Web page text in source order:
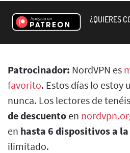
¿QUIERES
Patrocinador: NordVPN es
favorito. Estos días lo estoy
nunca. Los lectores de
de descuento en
en hasta 6 dispositivos a la
ilimitado.